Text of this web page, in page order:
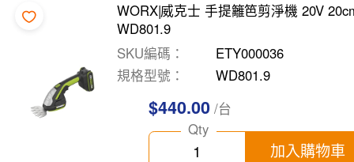
WORX|威克士 手提籬笆剪淨機 20V
WD801.9
SKU編碼
ETY000036
規格型號
WD801.9
$440.00 /台
Qty
加入購物車